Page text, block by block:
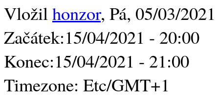
Vložilhonzor, Pá, 05/03/
Začátek:15/04/2021 - 20:00
Konec:15/04/2021 - 21:00
Timezone: Etc/GMT+1